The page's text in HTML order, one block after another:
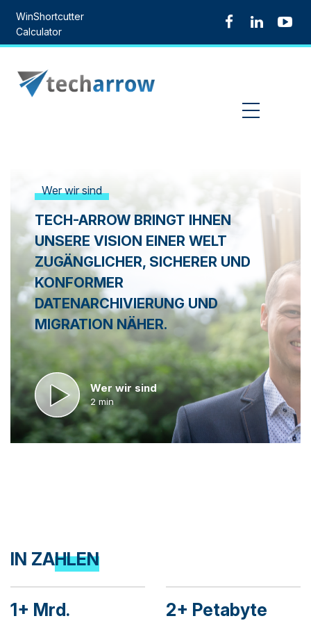
content
WinShortcutter
Calculator
Wer wir sind
TECH-ARROW BRINGT IHNEN
UNSERE VISION EINER WELT
ZUGÄNGLICHER, SICHERER UND
KONFORMER
DATENARCHIVIERUNG UND
MIGRATION NÄHER.
Wer wir sind
2 min
IN ZAHLEN
1+ Mrd. 2+ Petabyte